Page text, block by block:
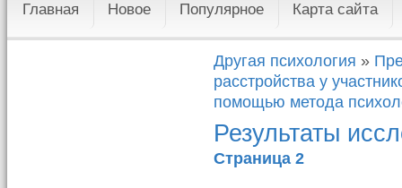
Главная Новое Популярное Карта сайта
Другая психология »
расстройства у
помощью метода
Результаты
Страница 2